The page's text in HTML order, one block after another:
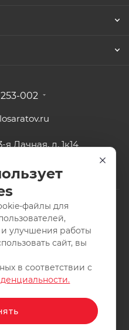
002
я Дачная, д. 1к14
спортивных товаров
офертой. Все права
и фотографий
файлы для
улучшения работы
сайт, вы
в соответствии с